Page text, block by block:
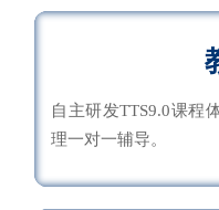
自主研发TTS9.0课程
理一对一辅导。